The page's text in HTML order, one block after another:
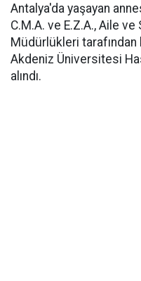
Antalya'da yaşayan
C.M.A. ve E.Z.A., Aile
Müdürlükleri tarafından
Akdeniz Üniversitesi
alındı.